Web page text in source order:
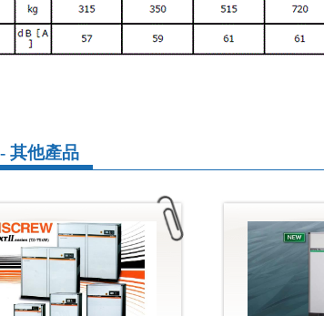
其他產品